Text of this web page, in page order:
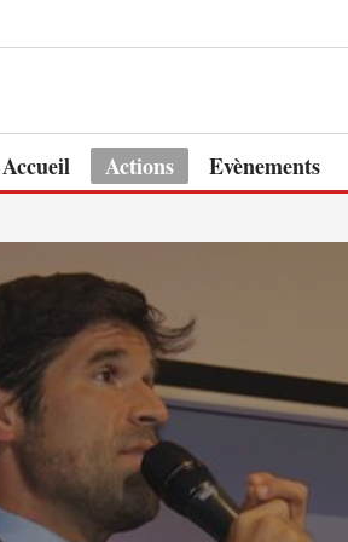
Accueil Actions Evènements